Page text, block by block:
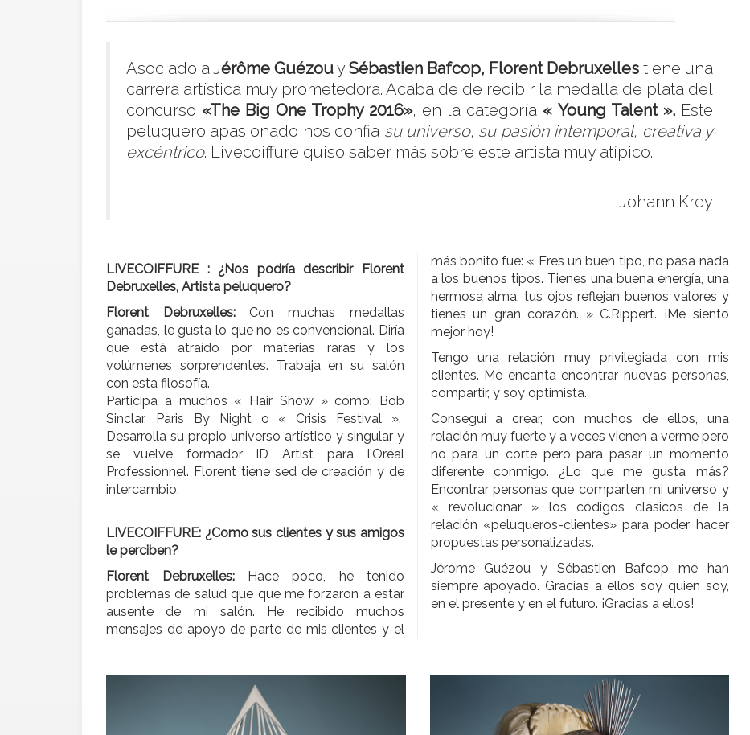
Asociado a Jérôme GuézouySébastien Bafcop, Florent Debruxelles tiene una
carrera artística muy prometedora. Acaba de de recibir la medalla de plata del
concurso «The Big One Trophy 2016», en la categoría « Young Talent ». Este
peluquero apasionado nos confia su universo, su pasión intemporal, creativa y
excéntrico. Livecoiffure quiso saber más sobre este artista muy atípico.
Johann Krey
LIVECOIFFURE : ¿Nos podría describir Florent
Debruxelles, Artista peluquero?
Florent Debruxelles: Con muchas medallas
ganadas, le gusta lo que no es convencional. Diría
que está atraído por materias raras y los
volúmenes sorprendentes. Trabaja en su salón
con esta filosofía.
Participa a muchos « Hair Show » como: Bob
Sinclar, Paris By Night o « Crisis Festival ».
Desarrolla su propio universo artístico y singular y
se vuelve formador ID Artist para l’Oréal
Professionnel. Florent tiene sed de creación y de
intercambio.
LIVECOIFFURE: ¿Como sus clientes y sus amigos
le perciben?
Florent Debruxelles:
Hace poco, he tenido
problemas de salud que que me forzaron a estar
ausente de mi salón. He recibido muchos
mensajes de apoyo de parte de mis clientes y el
más bonito fue: « Eres un buen tipo, no pasa nada
a los buenos tipos. Tienes una buena energía, una
hermosa alma, tus ojos reflejan buenos valores y
tienes un gran corazón. » C.Rippert. ¡Me siento
mejor hoy!
Tengo una relación muy privilegiada con mis
clientes. Me encanta encontrar nuevas personas,
compartir, y soy optimista.
Conseguí a crear, con muchos de ellos, una
relación muy fuerte y a veces vienen a verme pero
no para un corte pero para pasar un momento
diferente conmigo. ¿Lo que me gusta más?
Encontrar personas que comparten mi universo y
« revolucionar » los códigos clásicos de la
relación «peluqueros-clientes» para poder hacer
propuestas personalizadas.
Jérome Guézou y Sébastien Bafcop me han
siempre apoyado. Gracias a ellos soy quien soy,
en el presente y en el futuro. ¡Gracias a ellos!